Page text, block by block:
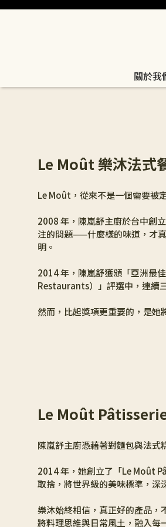
關於我
Le Moût 樂沐法式
Le Moût，從來不是一個需要被
2008 年，陳嵐舒主廚於台中創
注的問題——什麼樣的味道，才
明。
2014 年，陳嵐舒獲頒「亞洲最
Restaurants）」評選中，連續
然而，比起獎項更重要的，是她
Le Moût
陳嵐舒主廚憑藉著對麵包與法式
2014 年，她創立了「Le Moût
取捨，將世界級的美味標準，深
樂沐始終相信，真正好的產品，
將料理思維與日常風土，融入每